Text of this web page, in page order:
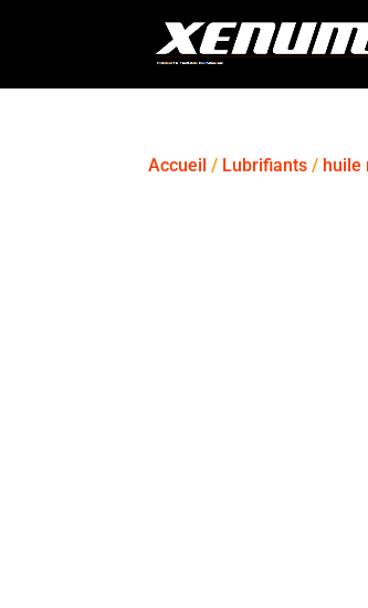
Accueil / Lubrifiants / huile